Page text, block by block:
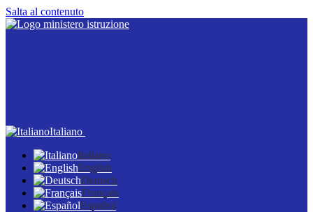
Salta al contenuto
Italiano
Italiano
English
Deutsch
Français
Español